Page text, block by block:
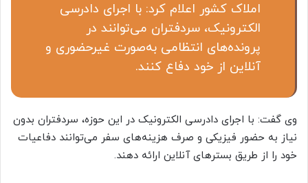
املاک کشور اعلام کرد: با اجرای دادرسی
الکترونیک، سردفتران می‌توانند در
پرونده‌های انتظامی به‌صورت غیرحضوری و
آنلاین از خود دفاع کنند.
وی گفت: با اجرای دادرسی الکترونیک در این حوزه، سردفتران بدون
نیاز به حضور فیزیکی و صرف هزینه‌های سفر می‌توانند دفاعیات
خود را از طریق بسترهای آنلاین ارائه دهند.